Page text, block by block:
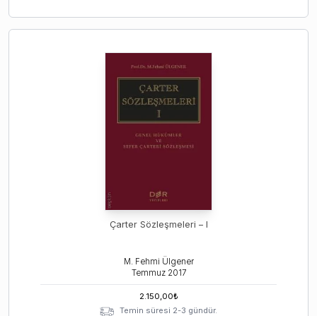
Çarter Sözleşmeleri – I
M. Fehmi Ülgener
Temmuz 2017
2.150,00₺
Temin süresi 2-3 gündür.